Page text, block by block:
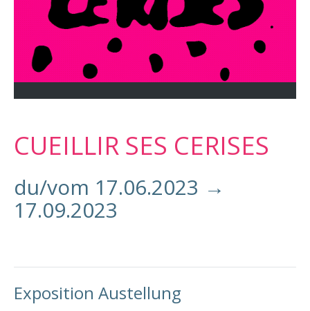
CUEILLIR SES CERISES
du/vom 17.06.2023 →
17.09.2023
Exposition Austellung